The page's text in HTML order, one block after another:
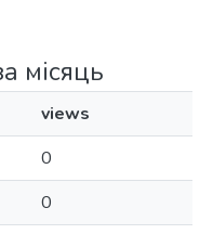
місяць
views
0
0